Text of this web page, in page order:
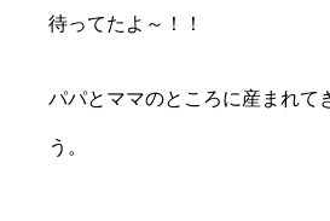
待ってたよ～！！
パパとママのところに産まれて
う。